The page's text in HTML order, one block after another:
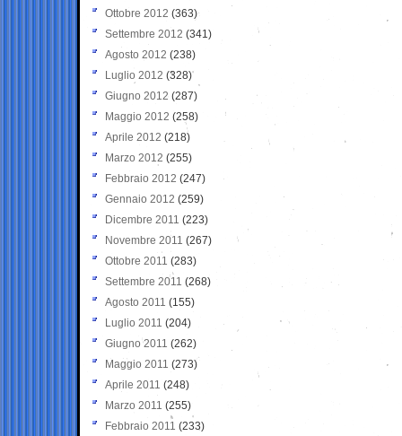
Ottobre 2012 (363)
Settembre 2012 (341)
Agosto 2012 (238)
Luglio 2012 (328)
Giugno 2012 (287)
Maggio 2012 (258)
Aprile 2012 (218)
Marzo 2012 (255)
Febbraio 2012 (247)
Gennaio 2012 (259)
Dicembre 2011 (223)
Novembre 2011 (267)
Ottobre 2011 (283)
Settembre 2011 (268)
Agosto 2011 (155)
Luglio 2011 (204)
Giugno 2011 (262)
Maggio 2011 (273)
Aprile 2011 (248)
Marzo 2011 (255)
Febbraio 2011 (233)